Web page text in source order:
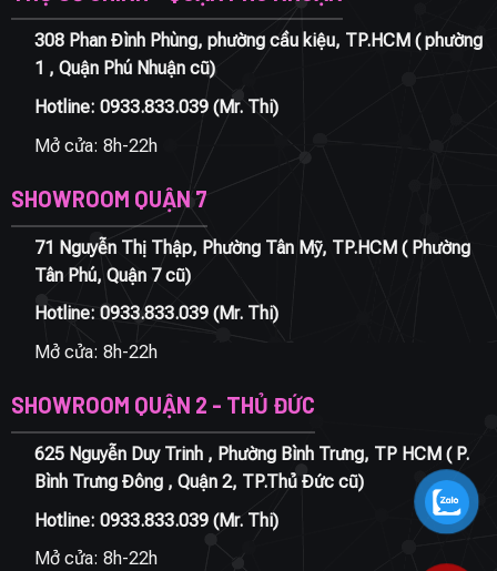
308 Phan Đình Phùng, phường cầu kiệu, TP.HCM ( phường
1 , Quận Phú Nhuận cũ)
Hotline: 0933.833.039(Mr. Thi)
Mở cửa: 8h-22h
SHOWROOM QUẬN 7
71 Nguyễn Thị Thập, Phường Tân Mỹ, TP.HCM ( Phường
Tân Phú, Quận 7 cũ)
Hotline: 0933.833.039(Mr. Thi)
Mở cửa: 8h-22h
SHOWROOM QUẬN 2 - THỦ ĐỨC
625 Nguyễn Duy Trinh , Phường Bình Trưng, TP HCM ( P.
Bình Trưng Đông , Quận 2, TP.Thủ Đức cũ)
Hotline: 0933.833.039(Mr. Thi)
Mở cửa: 8h-22h